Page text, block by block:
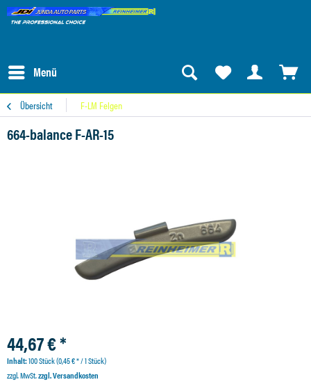
Menü
Übersicht F-LM Felgen
664-balance F-AR-15
44,67 € *
Inhalt:100 Stück (0,45 € * / 1 Stück)
zzgl. MwSt.zzgl. Versandkosten